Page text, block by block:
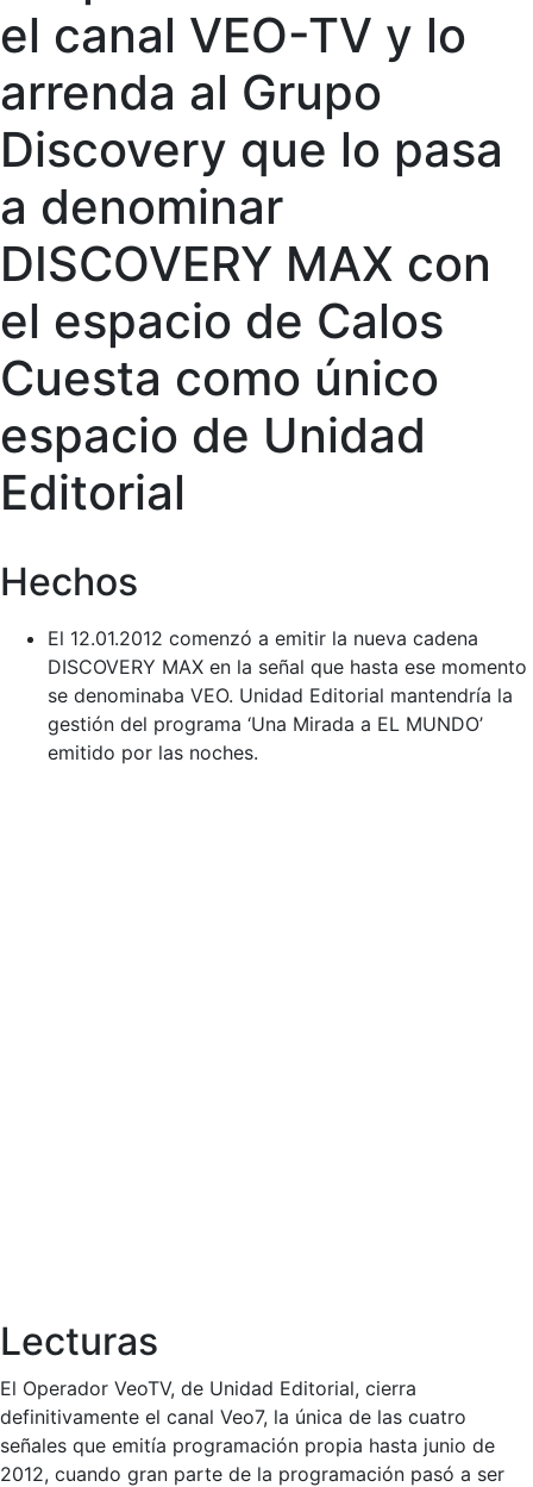
el canal VEO-TV y lo
arrenda al Grupo
Discovery que lo pasa
a denominar
DISCOVERY MAX con
el espacio de Calos
Cuesta como único
espacio de Unidad
Editorial
Hechos
El 12.01.2012 comenzó a emitir la nueva cadena
DISCOVERY MAX en la señal que hasta ese momento
se denominaba VEO. Unidad Editorial mantendría la
gestión del programa ‘Una Mirada a EL MUNDO’
emitido por las noches.
Lecturas
El Operador VeoTV, de Unidad Editorial, cierra
definitivamente el canal Veo7, la única de las cuatro
señales que emitía programación propia hasta junio de
2012, cuando gran parte de la programación pasó a ser